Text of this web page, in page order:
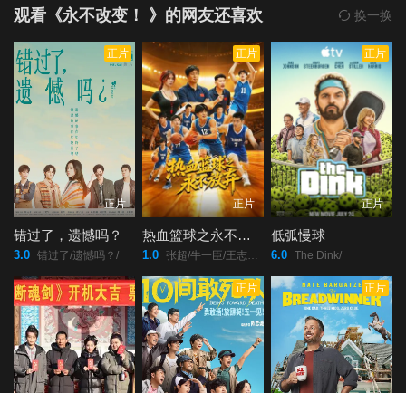
观看《永不改变！ 》的网友还喜欢 换一换
正片
正片
错过了，遗憾吗？
3.0 错过了/遗憾吗？/
正片
正片
热血篮球之永不放弃
1.0 张超/牛一臣/王志强/王云鹏/吴长青/
正片
正片
低弧慢球
6.0 The Dink/
正片 正片